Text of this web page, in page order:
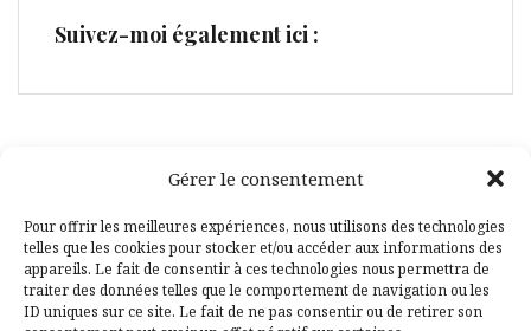
Gérer le consentement
Pour offrir les meilleures expériences, nous utilisons des technologies
telles que les cookies pour stocker et/ou accéder aux informations des
appareils. Le fait de consentir à ces technologies nous permettra de
traiter des données telles que le comportement de navigation ou les
ID uniques sur ce site. Le fait de ne pas consentir ou de retirer son
Suivez-moi également ici :
Facebook
Pinterest